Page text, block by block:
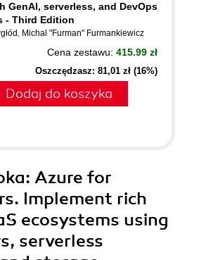
GenAI, serverless, and DevOps
- Third Edition
, Michal "Furman" Furmankiewicz
Cena zestawu: 415.99 zł
Oszczędzasz: 81,01 zł (16%)
Dodaj do koszyka
: Azure for
Implement rich
ecosystems using
serverless